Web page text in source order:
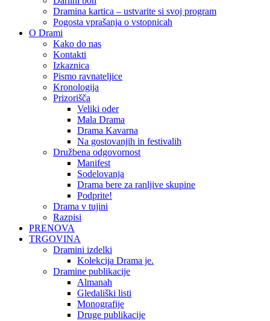
Dramina kartica – ustvarite si svoj program
Pogosta vprašanja o vstopnicah
O Drami
Kako do nas
Kontakti
Izkaznica
Pismo ravnateljice
Kronologija
Prizorišča
Veliki oder
Mala Drama
Drama Kavarna
Na gostovanjih in festivalih
Družbena odgovornost
Manifest
Sodelovanja
Drama bere za ranljive skupine
Podprite!
Drama v tujini
Razpisi
PRENOVA
TRGOVINA
Dramini izdelki
Kolekcija Drama je.
Dramine publikacije
Almanah
Gledališki listi
Monografije
Druge publikacije